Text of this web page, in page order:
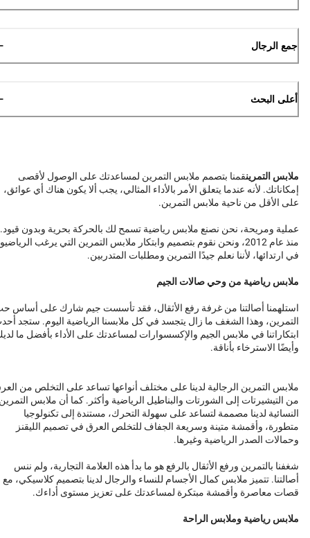
جمع الرجال
أعلى البحث
ملابس التمرينقمنا بتصمم ملابس التمرين لمساعدتك على الوصول لأقصى
إمكاناتك. لأنه عندما يتعلق الأمر بالأداء المثالي، يجب ألا يكون هناك أي عوائق،
على الأقل من ناحية ملابس التمرين.
عملية ومريحة، نحن نصنع ملابس رياضية تسمح لك بالحركة بحرية وبدون قيود.
منذ عام 2012، ونحن نقوم بتصميم وابتكار ملابس التمرين التي يرغب
في ارتدائها، لأننا نعلم جيدًا التمرين ومطلبات المتدربين.
ملابس رياضية من وحي صالات الجيم
استلهمنا أصالتنا من غرفة رفع الأثقال، فقد تأسست جيم شارك على أساس
التمرين، وهذا الشغف ما زال يتجسد في كل ملابسنا الرياضية اليوم. ستجد
ابتكاراتنا في ملابس الجيم والإكسسوارات لمساعدتك على الأداء بأفضل ما
وأيضًا الاسترخاء بأناقة.
ملابس التمرين الرجالية لدينا على مختلف أنواعها تساعد على التخلص من
من التيشيرتات إلى الشورتات والبناطيل الرياضية وأكثر. كما أن ملابس
النسائية لدينا مصممة لتساعد على سهولة التحرك، مستندة إلى تكنولوجيا
متطورة، وأقمشة متينة وسريعة الجفاف للتخلص العرق في تصميم الليقنز
وحمالات الصدر الرياضية وغيرها.
شغفنا بالتمرين ورفع الأثقال بالرفع هو ما بدأ هذه العلامة التجارية، ولم ننس
أصالتنا. تتميز ملابس كمال الأجسام للنساء والرجال لدينا بتصميم كلاسيكي، مع
قصات معاصرة وأقمشة مبتكرة لمساعدتك على تعزيز مستوى أداءك.
ملابس رياضية وملابس الراحة